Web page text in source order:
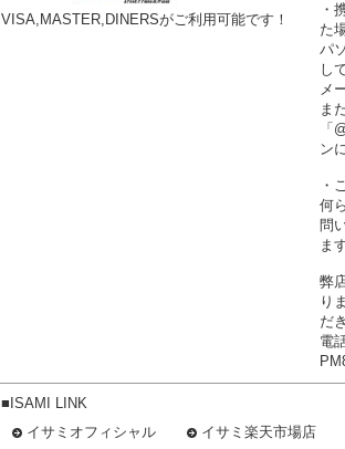
VISA,MASTER,DINERSがご利用可能です！
・
た
パ
し
メ
ま
「
ン
・
何
問
ま
弊
り
だ
電
■ISAMI LINK
イサミオフィシャル
イサミ楽天市場店